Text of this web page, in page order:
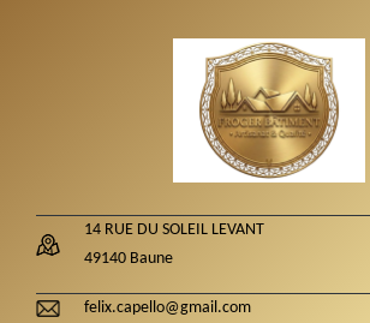
14 RUE DU SOLEIL LEVANT
49140 Baune
felix.capello@gmail.com